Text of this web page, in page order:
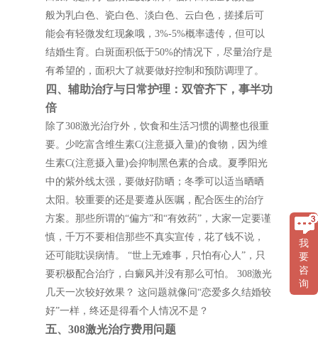
般为乳白色、瓷白色、淡白色、云白色，搓揉后可
能会有轻微发红现象哦，3%-5%概率遗传，但可以
结婚生育。白斑面积低于50%的情况下，尽量治疗是
有希望的，面积大了就要做好控制和预防调理了。
四、辅助治疗与日常护理：双管齐下，事半功
倍
除了308激光治疗外，饮食和生活习惯的调整也很重
要。少吃富含维生素C(注意摄入量)的食物，因为维
生素C(注意摄入量)会抑制黑色素的合成。夏季阳光
中的紫外线太强，要做好防晒；冬季可以适当晒晒
太阳。较重要的还是要遵从医嘱，配合医生的治疗
方案。那些所谓的“偏方”和“有效药”，大家一定要谨
慎，千万不要相信那些不真实宣传，花了钱不说，
还可能耽误病情。 “世上无难事，只怕有心人”，只
要积极配合治疗，白癜风并没有那么可怕。 308激光
几天一次较好效果？ 这问题就像问“恋爱多久结婚较
好”一样，终还是得看个人情况不是？
五、308激光治疗费用问题
我
要
咨
询